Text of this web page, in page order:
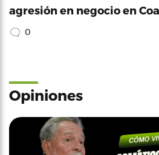
agresión en negocio en
0
Opiniones